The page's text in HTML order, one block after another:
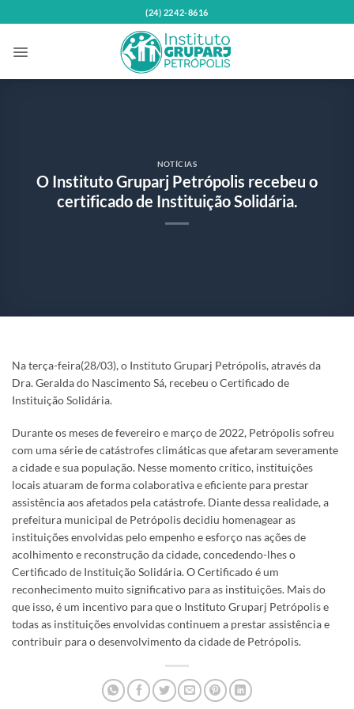
to
(24) 2242-8616
NOTÍCIAS
O Instituto Gruparj Petrópolis recebeu o
certificado de Instituição Solidária.
Na terça-feira(28/03), o Instituto Gruparj Petrópolis, através da
Dra. Geralda do Nascimento Sá, recebeu o Certificado de
Instituição Solidária.
Durante os meses de fevereiro e março de 2022, Petrópolis sofreu
com uma série de catástrofes climáticas que afetaram severamente
a cidade e sua população. Nesse momento crítico, instituições
locais atuaram de forma colaborativa e eficiente para prestar
assistência aos afetados pela catástrofe. Diante dessa realidade, a
prefeitura municipal de Petrópolis decidiu homenagear as
instituições envolvidas pelo empenho e esforço nas ações de
acolhimento e reconstrução da cidade, concedendo-lhes o
Certificado de Instituição Solidária. O Certificado é um
reconhecimento muito significativo para as instituições. Mais do
que isso, é um incentivo para que o Instituto Gruparj Petrópolis e
todas as instituições envolvidas continuem a prestar assistência e
contribuir para o desenvolvimento da cidade de Petrópolis.